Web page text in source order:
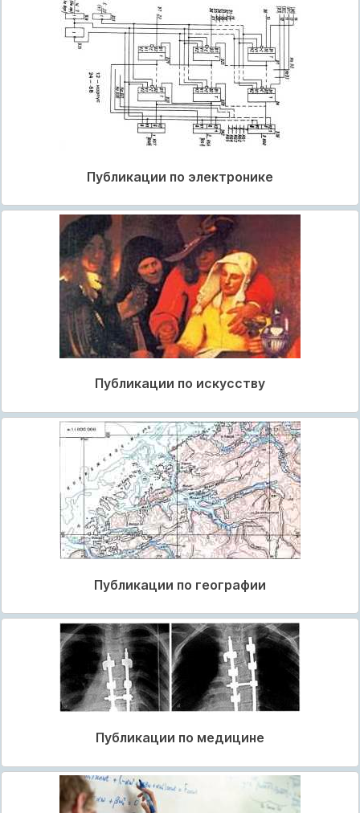
Публикации по электронике
Публикации по искусству
Публикации по географии
Публикации по медицине